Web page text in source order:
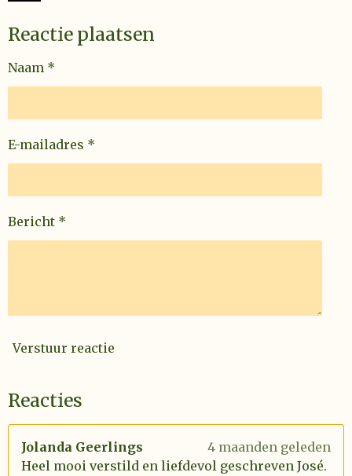
Reactie plaatsen
Naam *
E-mailadres *
Bericht *
Verstuur reactie
Reacties
Jolanda Geerlings
4 maanden geleden
Heel mooi verstild en liefdevol geschreven José.